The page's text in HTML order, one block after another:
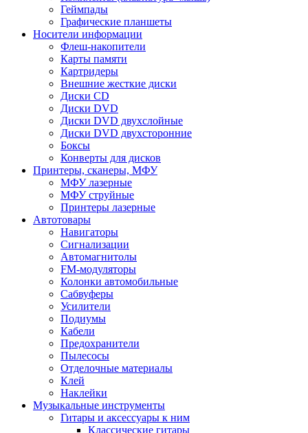
Геймпады
Графические планшеты
Носители информации
Флеш-накопители
Карты памяти
Картридеры
Внешние жесткие диски
Диски CD
Диски DVD
Диски DVD двухслойные
Диски DVD двухсторонние
Боксы
Конверты для дисков
Принтеры, сканеры, МФУ
МФУ лазерные
МФУ струйные
Принтеры лазерные
Автотовары
Навигаторы
Сигнализации
Автомагнитолы
FM-модуляторы
Колонки автомобильные
Сабвуферы
Усилители
Подиумы
Кабели
Предохранители
Пылесосы
Отделочные материалы
Клей
Наклейки
Музыкальные инструменты
Гитары и аксессуары к ним
Классические гитары